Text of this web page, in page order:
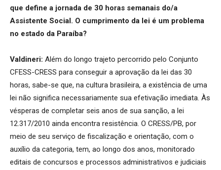
que define a jornada de 30 horas semanais do/a
Assistente Social. O cumprimento da lei é um problema
no estado da Paraíba?
Valdineri: Além do longo trajeto percorrido pelo Conjunto
CFESS-CRESS para conseguir a aprovação da lei das 30
horas, sabe-se que, na cultura brasileira, a existência de uma
lei não significa necessariamente sua efetivação imediata. Às
vésperas de completar seis anos de sua sanção, a lei
12.317/2010 ainda encontra resistência. O CRESS/PB, por
meio de seu serviço de fiscalização e orientação, com o
auxílio da categoria, tem, ao longo dos anos, monitorado
editais de concursos e processos administrativos e judiciais